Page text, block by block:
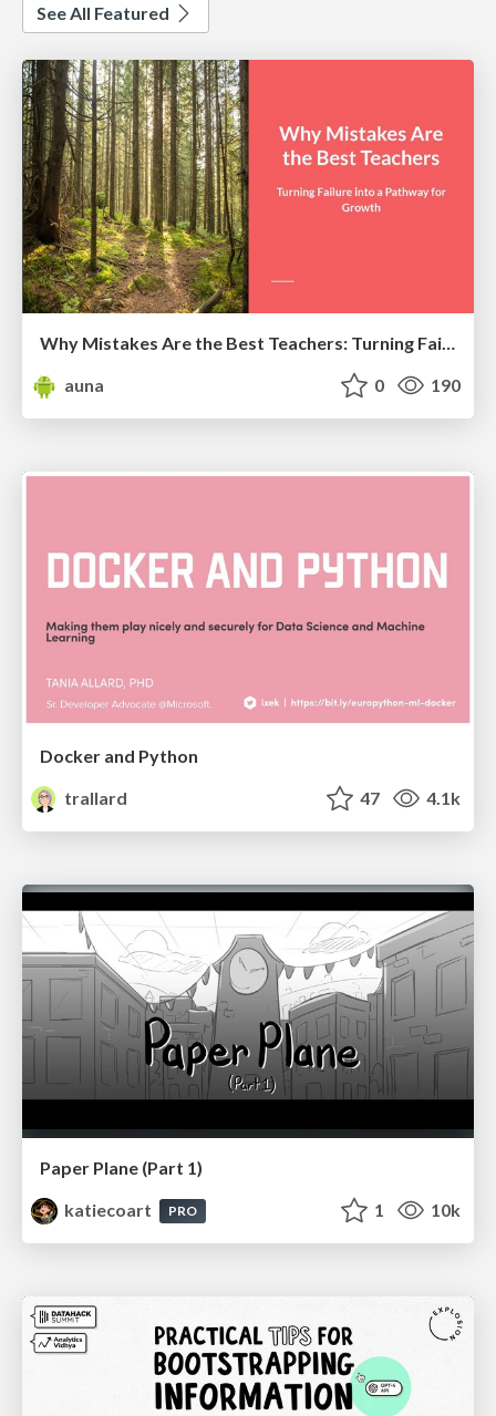
See All Featured
Why Mistakes Are the Best Teachers: Turning Failure into a Pathway for Growth
auna
0 190
Docker and Python
trallard
47 4.1k
Paper Plane (Part 1)
katiecoart
PRO 1 10k